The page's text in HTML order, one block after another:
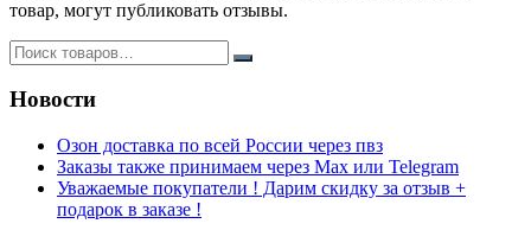
товар, могут публиковать отзывы.
Новости
Озон доставка по всей России через пвз
Заказы также принимаем через Max или Telegram
Уважаемые покупатели ! Дарим скидку за отзыв +
подарок в заказе !